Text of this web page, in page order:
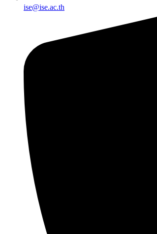
ise@ise.ac.th